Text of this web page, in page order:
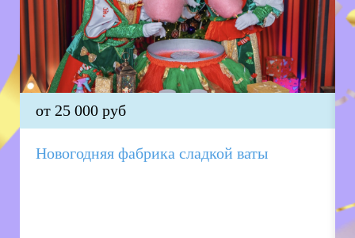
от 25 000 руб
Новогодняя фабрика сладкой ваты